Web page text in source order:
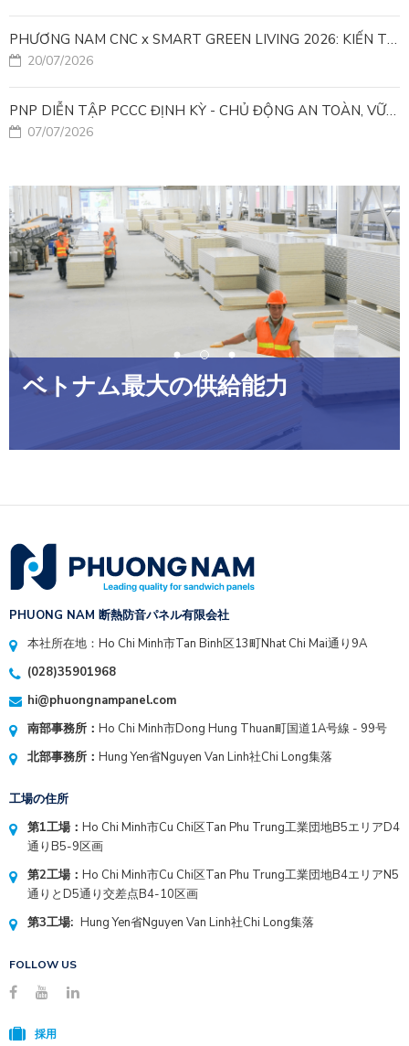
PHƯƠNG NAM CNC x SMART GREEN LIVING 2026: KIẾN TẠO ĐÔ THỊ XANH TỪ NHỮNG GIẢI PHÁP FACADE
20/07/2026
PNP DIỄN TẬP PCCC ĐỊNH KỲ - CHỦ ĐỘNG AN TOÀN, VỮNG VÀNG VẬN HÀNH
07/07/2026
ベトナム最大の供給能力
PHUONG NAM 断熱防音パネル有限会社
本社所在地：Ho Chi Minh市Tan Binh区13町Nhat Chi Mai通り9A
(028)35901968
hi@phuongnampanel.com
南部事務所： Ho Chi Minh市Dong Hung Thuan町国道1A号線 - 99号
北部事務所： Hung Yen省Nguyen Van Linh社Chi Long集落
工場の住所
第1工場： Ho Chi Minh市Cu Chi区Tan Phu Trung工業団地B5エリアD4
通りB5-9区画
第2工場： Ho Chi Minh市Cu Chi区Tan Phu Trung工業団地B4エリアN5
通りとD5通り交差点B4-10区画
第3工場: Hung Yen省Nguyen Van Linh社Chi Long集落
FOLLOW US
採用